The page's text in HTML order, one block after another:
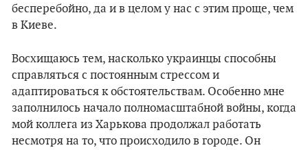
бесперебойно, да и в целом у нас с этим проще, чем
в Киеве.
Восхищаюсь тем, насколько украинцы способны
справляться с постоянным стрессом и
адаптироваться к обстоятельствам. Особенно мне
заполнилось начало полномасштабной войны, когда
мой коллега из Харькова продолжал работать
несмотря на то, что происходило в городе. Он